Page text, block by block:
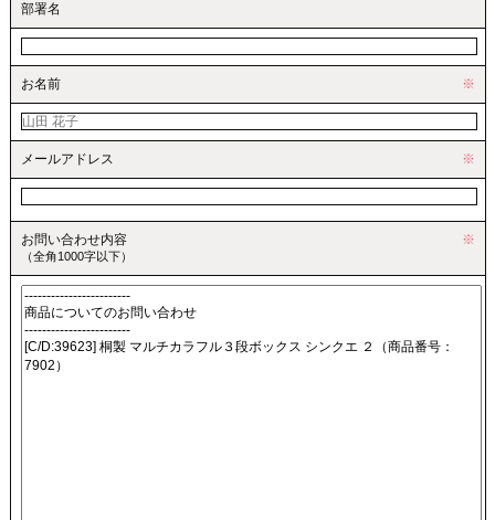
部署名
お名前 ※
メールアドレス ※
お問い合わせ内容 ※
（全角1000字以下）